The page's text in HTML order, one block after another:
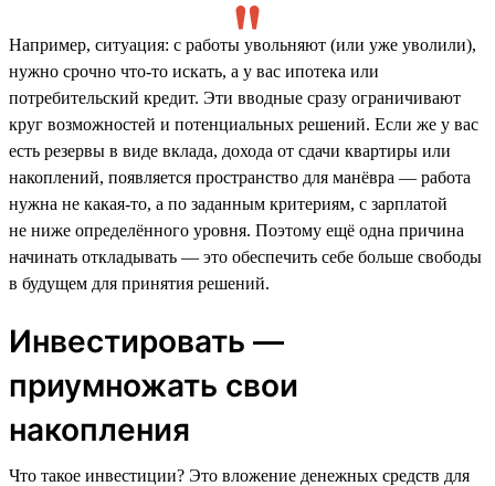
Например, ситуация: с работы увольняют (или уже уволили),
нужно срочно что-то искать, а у вас ипотека или
потребительский кредит. Эти вводные сразу ограничивают
круг возможностей и потенциальных решений. Если же у вас
есть резервы в виде вклада, дохода от сдачи квартиры или
накоплений, появляется пространство для манёвра — работа
нужна не какая-то, а по заданным критериям, с зарплатой
не ниже определённого уровня. Поэтому ещё одна причина
начинать откладывать — это обеспечить себе больше свободы
в будущем для принятия решений.
Инвестировать —
приумножать свои
накопления
Что такое инвестиции? Это вложение денежных средств для